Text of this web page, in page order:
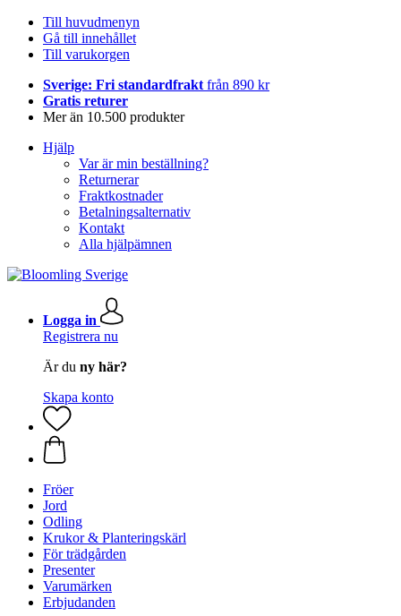
Till huvudmenyn
Gå till innehållet
Till varukorgen
Sverige: Fri standardfrakt från 890 kr
Gratis returer
Mer än 10.500 produkter
Hjälp
Var är min beställning?
Returnerar
Fraktkostnader
Betalningsalternativ
Kontakt
Alla hjälpämnen
Logga in
Registrera nu
Är du ny här?
Skapa konto
Fröer
Jord
Odling
Krukor & Planteringskärl
För trädgården
Presenter
Varumärken
Erbjudanden